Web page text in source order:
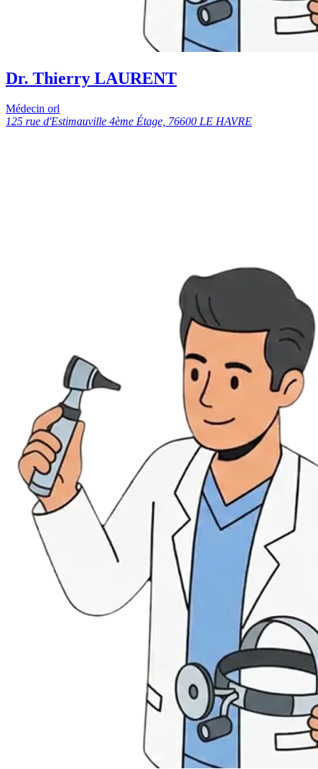
Dr. Thierry LAURENT
Médecin orl
125 rue d'Estimauville 4ème Étage, 76600 LE HAVRE